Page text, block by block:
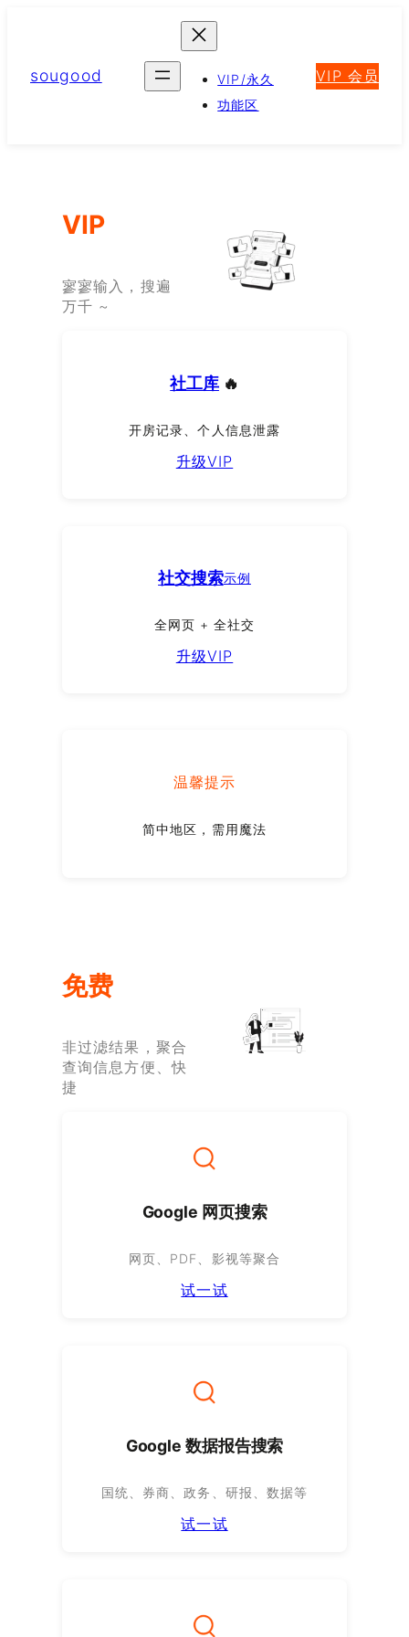
sougood
VIP/永久
功能区
VIP 会员
VIP
寥寥输入，搜遍
万千 ~
社工库🔥
开房记录、个人信息泄露
升级VIP
社交搜索示例
全网页 + 全社交
升级VIP
温馨提示
简中地区，需用魔法
免费
非过滤结果，聚合
查询信息方便、快
捷
Google 网页搜索
网页、PDF、影视等聚合
试一试
Google 数据报告搜索
国统、券商、政务、研报、数据等
试一试